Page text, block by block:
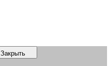
Закрыть